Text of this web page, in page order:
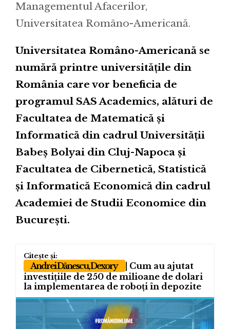
Managementul Afacerilor,
Universitatea Româno-Americană.
Universitatea Româno-Americană se
numără printre universitățile din
România care vor beneficia de
programul SAS Academics, alături de
Facultatea de Matematică și
Informatică din cadrul Universității
Babeș Bolyai din Cluj-Napoca și
Facultatea de Cibernetică, Statistică
și Informatică Economică din cadrul
Academiei de Studii Economice din
București.
Andrei Dănescu, Dexory
| Cum au ajutat
investițiile de 250 de milioane de dolari
la implementarea de roboți în depozite